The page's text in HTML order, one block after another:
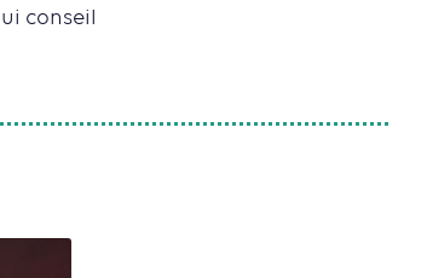
conseil